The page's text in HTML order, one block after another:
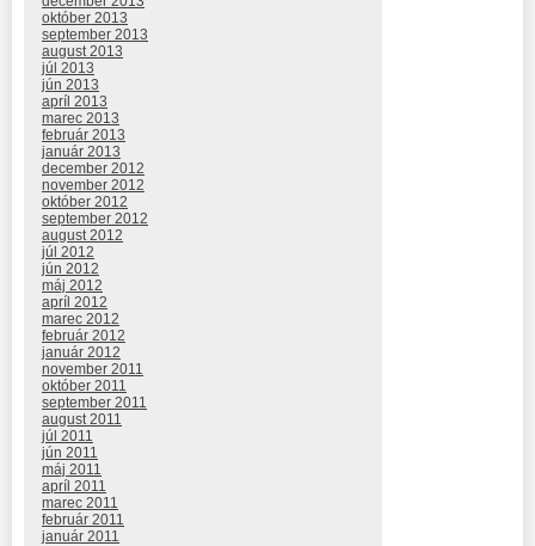
október 2013
september 2013
august 2013
júl 2013
jún 2013
apríl 2013
marec 2013
február 2013
január 2013
december 2012
november 2012
október 2012
september 2012
august 2012
júl 2012
jún 2012
máj 2012
apríl 2012
marec 2012
február 2012
január 2012
november 2011
október 2011
september 2011
august 2011
júl 2011
jún 2011
máj 2011
apríl 2011
marec 2011
február 2011
január 2011